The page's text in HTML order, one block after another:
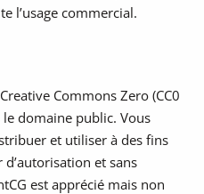
l’usage commercial.
Commons Zero (CC0
domaine public. Vous
et utiliser à des fins
et sans
est apprécié mais non